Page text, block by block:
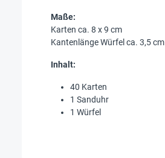
Maße:
Karten ca. 8 x 9 cm
Kantenlänge Würfel ca. 3,5 cm
Inhalt:
40 Karten
1 Sanduhr
1 Würfel